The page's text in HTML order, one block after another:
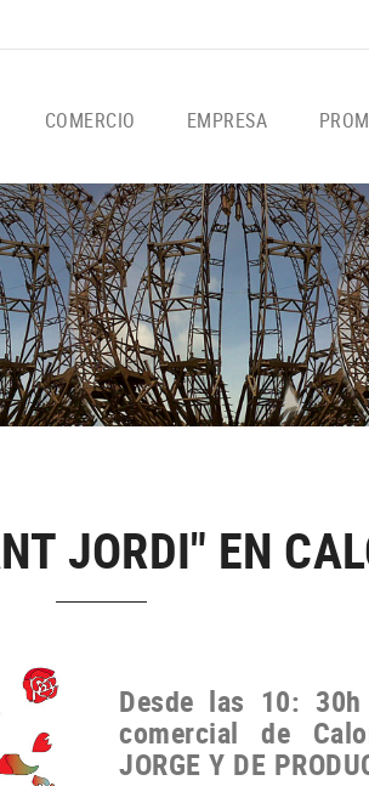
COMERCIO EMPRESA
JORDI" EN
Desde las 10: 30h
comercial
de
JORGE Y DE